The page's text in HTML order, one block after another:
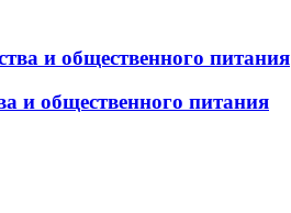
и общественного питания
и общественного питания